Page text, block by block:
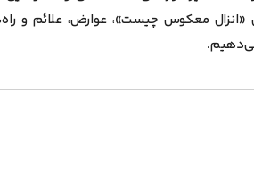
«انزال معکوس چیست»، عوارض، علائم و